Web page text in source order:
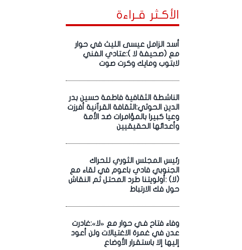
الأكـثر قـراءة
أسد الزامل عيسى الليث في حوار
مع (صحيفة لا ):عتادي الفني
لابتوب ومايك وكرت صوت
الناشطة الثقافية فاطمة حسين بدر
الدين الحوثي:الثقافة القرآنية أفرزت
وعيا كبيرا بالمؤامرات ضد الأمة
وأعدائها الحقيقيين
رئيس المجلس الثوري للحراك
الجنوبي فادي باعوم في لقاء مع
(لا) :أولويتنا طرد المحتل ثم النقاش
حول فك الارتباط
وفاء فتاح فـي حوار مع «لا»:غادرت
عدن في غمرة الاغتيالات ولن أعود
إليها إلا باستقرار الأوضاع